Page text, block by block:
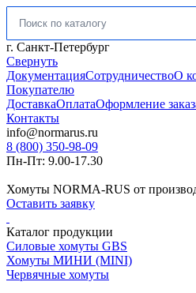
Искать:
г. Санкт-Петербург
Свернуть
ДокументацияСотрудничествоО
Покупателю
ДоставкаОплатаОформление
Контакты
info@normarus.ru
8 (800) 350-98-09
Пн-Пт: 9.00-17.30
Хомуты NORMA-RUS от
Оставить заявку
Каталог продукции
Силовые хомуты GBS
Хомуты МИНИ (MINI)
Червячные хомуты